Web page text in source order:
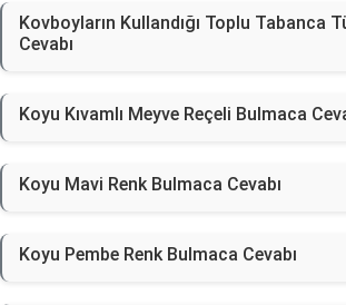
Kovboyların Kullandığı Toplu Tabanca
Cevabı
Koyu Kıvamlı Meyve Reçeli Bulmaca
Koyu Mavi Renk Bulmaca Cevabı
Koyu Pembe Renk Bulmaca Cevabı